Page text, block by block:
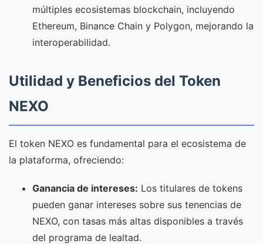
múltiples ecosistemas blockchain, incluyendo
Ethereum, Binance Chain y Polygon, mejorando la
interoperabilidad.
Utilidad y Beneficios del Token
NEXO
El token NEXO es fundamental para el ecosistema de
la plataforma, ofreciendo:
Ganancia de intereses: Los titulares de tokens
pueden ganar intereses sobre sus tenencias de
NEXO, con tasas más altas disponibles a través
del programa de lealtad.